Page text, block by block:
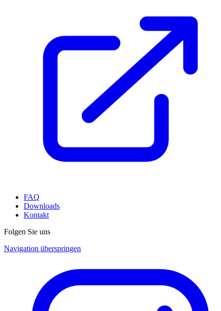
FAQ
Downloads
Kontakt
Folgen Sie uns
Navigation überspringen